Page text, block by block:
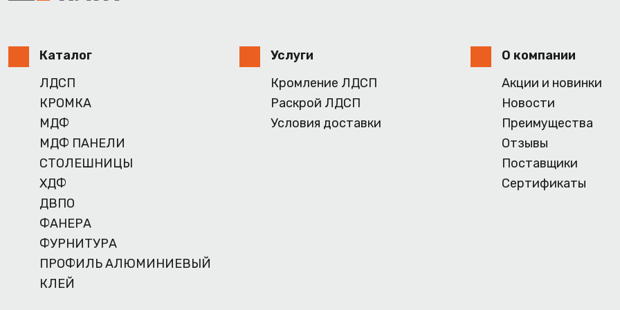
Каталог
ЛДСП
КРОМКА
МДФ
МДФ ПАНЕЛИ
СТОЛЕШНИЦЫ
ХДФ
ДВПО
ФАНЕРА
ФУРНИТУРА
ПРОФИЛЬ АЛЮМИНИЕВЫЙ
КЛЕЙ
Услуги
Кромление ЛДСП
Раскрой ЛДСП
Условия доставки
О компании
Акции и новинки
Новости
Преимущества
Отзывы
Поставщики
Сертификаты